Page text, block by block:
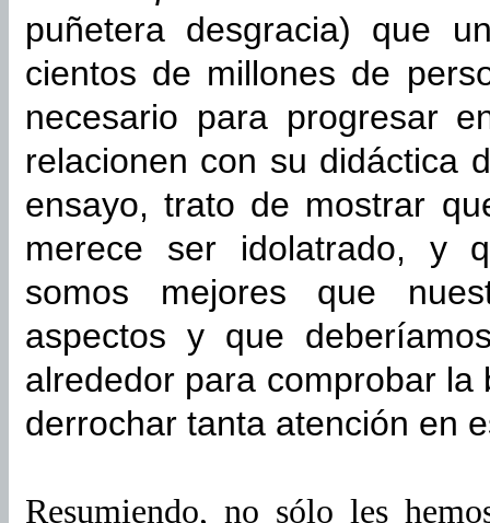
puñetera desgracia) que
cientos de millones de
necesario para progresar
relacionen con su didáctica
ensayo, trato de mostrar
merece ser idolatrado, y
somos mejores que
aspectos y que
alrededor para comprobar
derrochar tanta atención en
Resumiendo, no sólo les